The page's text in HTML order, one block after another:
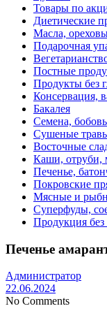
Товары по
Диетические
Масла,
Подарочная
Постные
Продукты без
Консервация,
Бакалея
Семена,
Сушеные
Восточные
Каши, отруби,
Печенье,
Покровские
Мясные и
Суперфуды,
Продукция без
Печенье
Администратор
22.06.2024
No Comments